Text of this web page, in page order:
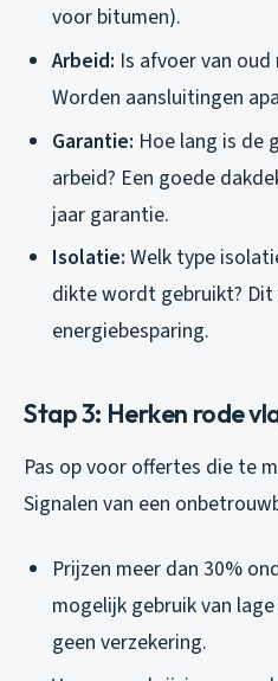
voor bitumen).
Arbeid: Is afvoer van
Worden aansluitingen
Garantie: Hoe lang is de
arbeid? Een goede
jaar garantie.
Isolatie: Welk type
dikte wordt gebruikt?
energiebesparing.
Stap 3: Herken rode
Pas op voor offertes die te
Signalen van een
Prijzen meer dan 30%
mogelijk gebruik van
geen verzekering.